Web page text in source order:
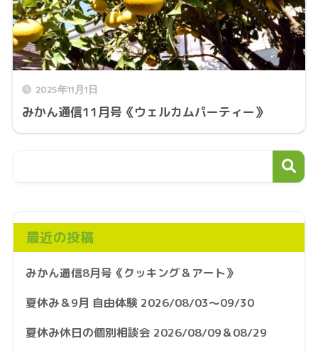
2025年11月1日
みかん通信11月号《ウェルカムパーティー》
最近の投稿
みかん通信8月号《クッキング＆アート》
夏休み＆9月 自由体験 2026/08/03～09/30
夏休み休日の個別相談会 2026/08/09＆08/29